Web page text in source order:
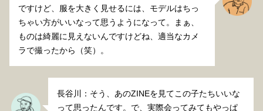
ですけど、服を大きく見せるには、モデルはちっ
ちゃい方がいいなって思うようになって。まぁ、
ものは綺麗に見えないんですけどね、適当なカメ
ラで撮ったから（笑）。
長谷川：そう、あのZINEを見てこの子たちいいな
って思ったんです。で、実際会ってみてもやっぱ